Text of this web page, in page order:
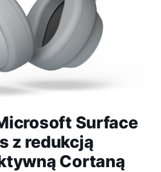
Surface
z redukcją
Cortaną